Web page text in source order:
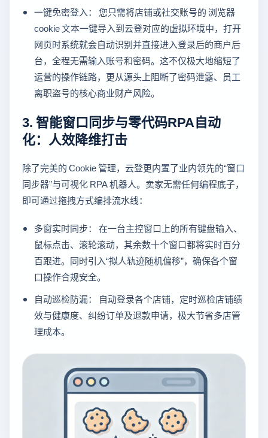
一键免密登入： 您只需将店铺或社交账号的 浏览器
cookie 文本一键导入到云登对应的虚拟环境中，打开
网页时系统就会自动识别并直接进入登录后的商户后
台，全程无需输入账号和密码。这不仅极大地缩短了
运营的操作链路，更从源头上阻断了密码泄露、员工
离职盗号的核心商业财产风险。
3. 智能窗口同步与零代码RPA自动
化：人效降维打击
除了完美的 Cookie 管理，云登更内置了业内领先的“窗口
同步器”与可视化 RPA 机器人。卖家无需任何编程底子，
即可通过拖拽方式编排流水线：
多窗实时同步： 在一台主控窗口上的所有键盘输入、
鼠标点击、滚轮滚动，其余数十个窗口都将实时百分
百跟进。同时引入“拟人轨迹随机偏移”，确保各个窗
口操作合规安全。
自动巡检防漏： 自动登录各个店铺，定时巡检店铺绩
效与健康度、纠纷订单及退款申请，极大节省多店管
理成本。